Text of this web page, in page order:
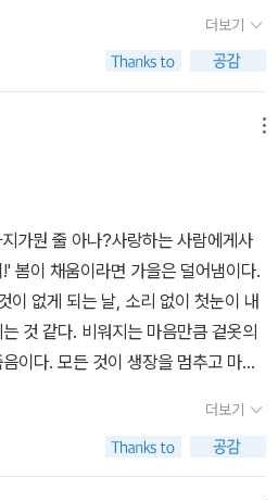
생에서 여전히 좋은 것들에만 온 정신
지 배우게 되면 어떻게 살아야 할지도
래서 다시 한번 일에 매달렸다. 일
일한 것이었으므로. 일이야말로 지
상대였으므로.dalha says : 알아,
맘에 꼭 들게 할수도 있다는 것. 그렇
뚤어진다는 것. 미치도 알고 나도 알
고 해서, 경험이 우릴를 꿰뚫고 지나
.반대로 경험이 자네를 온전히 꿰뚫
야만 거기서 벗어날 수 있어... 이런
, 그래서 스스로 그 안에 빠져들도록
빠져들어가 버리면, 그때는 온전하게
. 그럼 그때서야 이렇게 말할 수 있지.
히 경험했어. 이젠 그 감정을 너무도
에서 벗어날 필요가 있겠군'이라고 말
기도 했다. 웬만한 소설보다 훨씬 재미
와 함께한 화요일이 겨우 열네번 밖
아~ 모리교수.나에게도 모리라는 인생
토록 확고하게 삶의 방향에 대한 가
면 나는 지금보단 더 나은 사람이 될
스승을 가진 사람이 있다면 애원하
중히 여기라고.
시함이 느껴지는 것은......책을 다 읽지
없다는 것이 느껴져서일까....언제인
못하다고 그랬다.시간도 없는데 언
렇지 않아도 책읽을 시간 모자라는
. 나같은 생각을 가진 사람이 또 있을
더보기
가뭔 줄 아나?사랑하는 사람에게사
봄이 채움이라면 가을은 덜어냄이다.
이 없게 되는 날, 소리 없이 첫눈이 내
것 같다. 비워지는 마음만큼 겉옷의
이다. 모든 것이 생장을 멈추고 마지
겨울보다 가을이 더 추운 것은 아직
, 시들어감을 체감하며 목격하기 때
지는 만큼 추위를 체감한다. 다가올
더보기